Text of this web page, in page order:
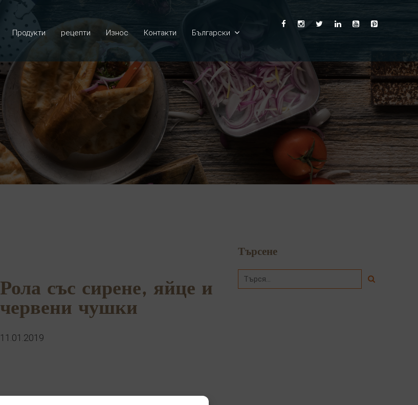
Продукти рецепти Износ Контакти Български
English
Ελληνικά
Deutsch
Français
Español
Рола със сирене, яйце и
червени чушки
11.01.2019
Търсене